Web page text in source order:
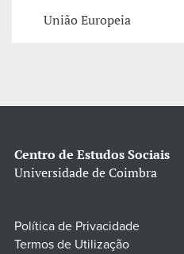
União Europeia
Centro de Estudos Sociais
Universidade de Coimbra
Política de Privacidade
Termos de Utilização